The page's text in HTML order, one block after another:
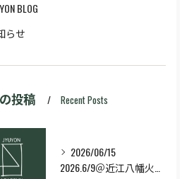
BLOG
らせ
投稿 Recent Posts
2026/06/15